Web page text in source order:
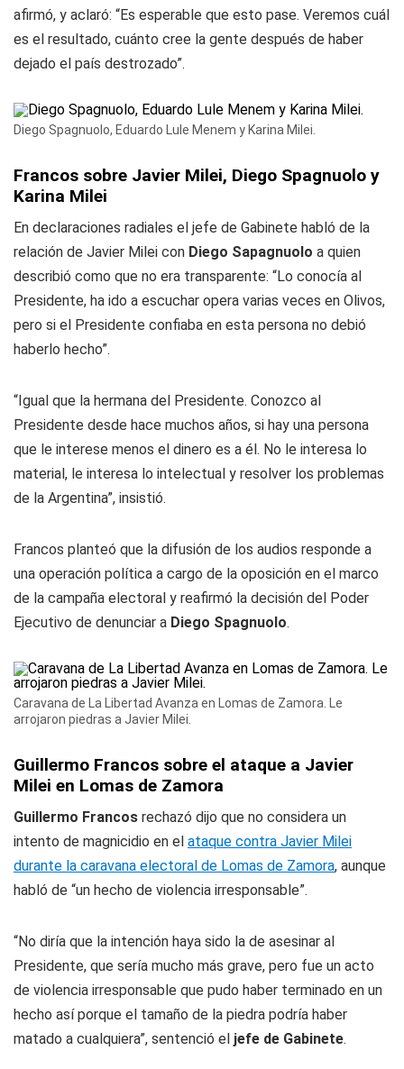
afirmó, y aclaró: “Es esperable que esto pase. Veremos cuál
es el resultado, cuánto cree la gente después de haber
dejado el país destrozado”.
Diego Spagnuolo, Eduardo Lule Menem y Karina Milei.
Francos sobre Javier Milei, Diego Spagnuolo y
Karina Milei
En declaraciones radiales el jefe de Gabinete habló de la
relación de Javier Milei con Diego Sapagnuolo a quien
describió como que no era transparente: “Lo conocía al
Presidente, ha ido a escuchar opera varias veces en Olivos,
pero si el Presidente confiaba en esta persona no debió
haberlo hecho”.
“Igual que la hermana del Presidente. Conozco al
Presidente desde hace muchos años, si hay una persona
que le interese menos el dinero es a él. No le interesa lo
material, le interesa lo intelectual y resolver los problemas
de la Argentina”, insistió.
Francos planteó que la difusión de los audios responde a
una operación política a cargo de la oposición en el marco
de la campaña electoral y reafirmó la decisión del Poder
Ejecutivo de denunciar a Diego Spagnuolo.
Caravana de La Libertad Avanza en Lomas de Zamora. Le
arrojaron piedras a Javier Milei.
Guillermo Francos sobre el ataque a Javier
Milei en Lomas de Zamora
Guillermo Francos rechazó dijo que no considera un
intento de magnicidio en el ataque contra Javier Milei
durante la caravana electoral de Lomas de Zamora, aunque
habló de “un hecho de violencia irresponsable”.
“No diría que la intención haya sido la de asesinar al
Presidente, que sería mucho más grave, pero fue un acto
de violencia irresponsable que pudo haber terminado en un
hecho así porque el tamaño de la piedra podría haber
matado a cualquiera”, sentenció el jefe de Gabinete.